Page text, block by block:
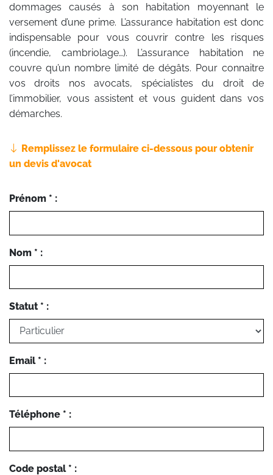
dommages causés à son habitation moyennant le
versement d’une prime. L’assurance habitation est donc
indispensable pour vous couvrir contre les risques
(incendie, cambriolage…). L’assurance habitation ne
couvre qu’un nombre limité de dégâts. Pour connaitre
vos droits nos avocats, spécialistes du droit de
l’immobilier, vous assistent et vous guident dans vos
démarches.
Remplissez le formulaire ci-dessous pour obtenir
un devis d'avocat
Prénom * :
Nom * :
Statut * :
Email * :
Téléphone * :
Code postal * :